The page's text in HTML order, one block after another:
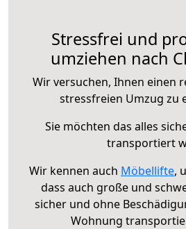
Stressfrei und
umziehen nach
Wir versuchen, Ihnen einen
stressfreien Umzug zu
Sie möchten das alles
transportiert
Wir kennen auch Möbellifte,
dass auch große und
sicher und ohne
Wohnung